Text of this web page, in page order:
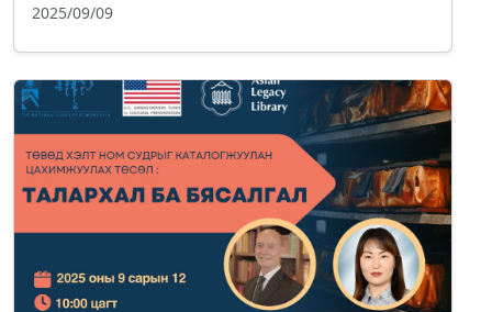
2025/09/09